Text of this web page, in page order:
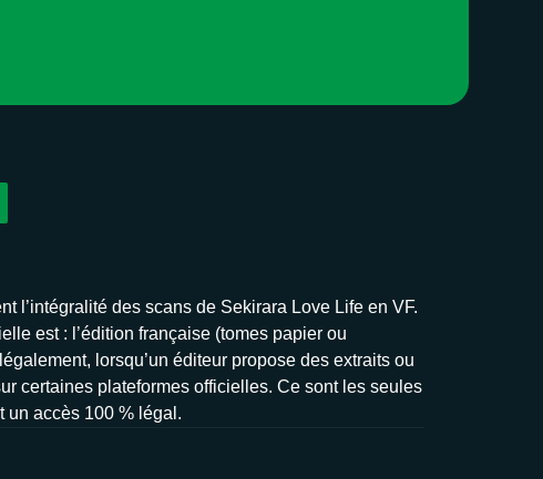
l’intégralité des scans de Sekirara Love Life en VF.
est : l’édition française (tomes papier ou
lorsqu’un éditeur propose des extraits ou
certaines plateformes officielles. Ce sont les seules
un accès 100 % légal.